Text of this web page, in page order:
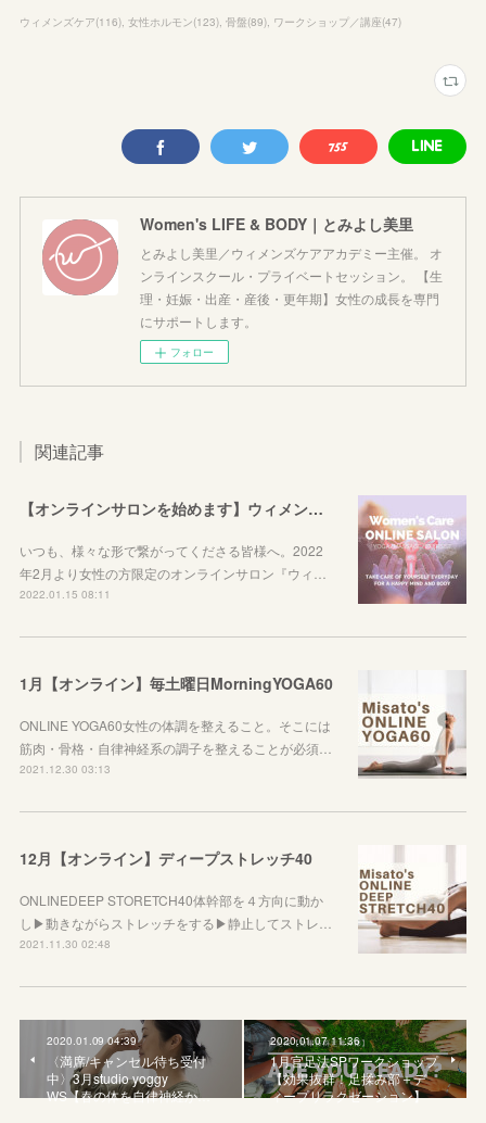
ウィメンズケア(116) 女性ホルモン(123) 骨盤(89) ワークショップ／講座(47)
Women's LIFE & BODY｜とみよし美里
とみよし美里／ウィメンズケアアカデミー主催。 オ
ンラインスクール・プライベートセッション。 【生
理・妊娠・出産・産後・更年期】女性の成長を専門
にサポートします。
フォロー
関連記事
【オンラインサロンを始めます】ウィメンズケアを始めてみませんか？
いつも、様々な形で繋がってくださる皆様へ。2022
年2月より女性の方限定のオンラインサロン『ウィ…
2022.01.15 08:11
1月【オンライン】毎土曜日MorningYOGA60
ONLINE YOGA60女性の体調を整えること。そこには
筋肉・骨格・自律神経系の調子を整えることが必須…
2021.12.30 03:13
12月【オンライン】ディープストレッチ40
ONLINEDEEP STORETCH40体幹部を４方向に動か
し▶︎動きながらストレッチをする▶︎静止してストレ…
2021.11.30 02:48
2020.01.09 04:39
〈満席/キャンセル待ち受付
中〉3月studio yoggy
WS【春の体を自律神経か…
2020.01.07 11:36
1月官足法SPワークショップ
【効果抜群！足揉み部＋デ
ィープリラクゼーション】